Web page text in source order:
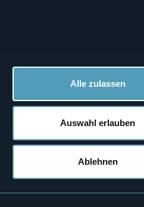
Alle zulassen
Auswahl erlauben
Ablehnen